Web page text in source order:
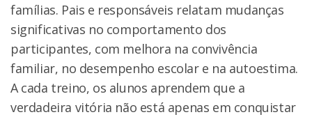
famílias. Pais e responsáveis relatam mudanças
significativas no comportamento dos
participantes, com melhora na convivência
familiar, no desempenho escolar e na autoestima.
A cada treino, os alunos aprendem que a
verdadeira vitória não está apenas em conquistar